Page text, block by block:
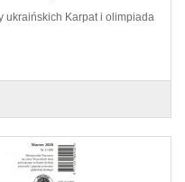
ukraińskich Karpat i olimpiada